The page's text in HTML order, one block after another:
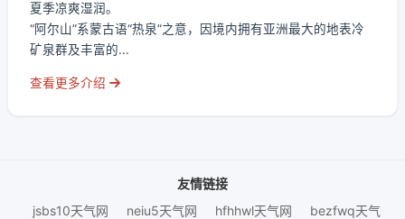
夏季凉爽湿润。
“阿尔山”系蒙古语“热泉”之意，因境内拥有亚洲最大的地表冷
矿泉群及丰富的...
查看更多介绍
友情链接
jsbs10天气网
neiu5天气网 hfhhwl天气网 bezfwq天气